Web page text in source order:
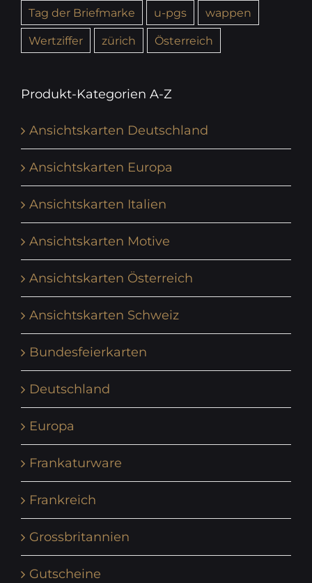
Tag der Briefmarke
u-pgs
wappen
Wertziffer
zürich Österreich
Produkt-Kategorien A-Z
Ansichtskarten Deutschland
Ansichtskarten Europa
Ansichtskarten Italien
Ansichtskarten Motive
Ansichtskarten Österreich
Ansichtskarten Schweiz
Bundesfeierkarten
Deutschland
Europa
Frankaturware
Frankreich
Grossbritannien
Gutscheine